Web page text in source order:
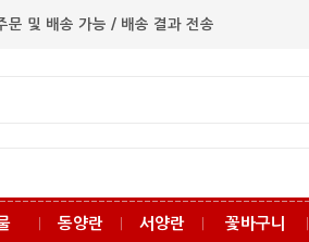
및 배송 가능 / 배송 결과 전송
동양란 서양란 꽃바구니